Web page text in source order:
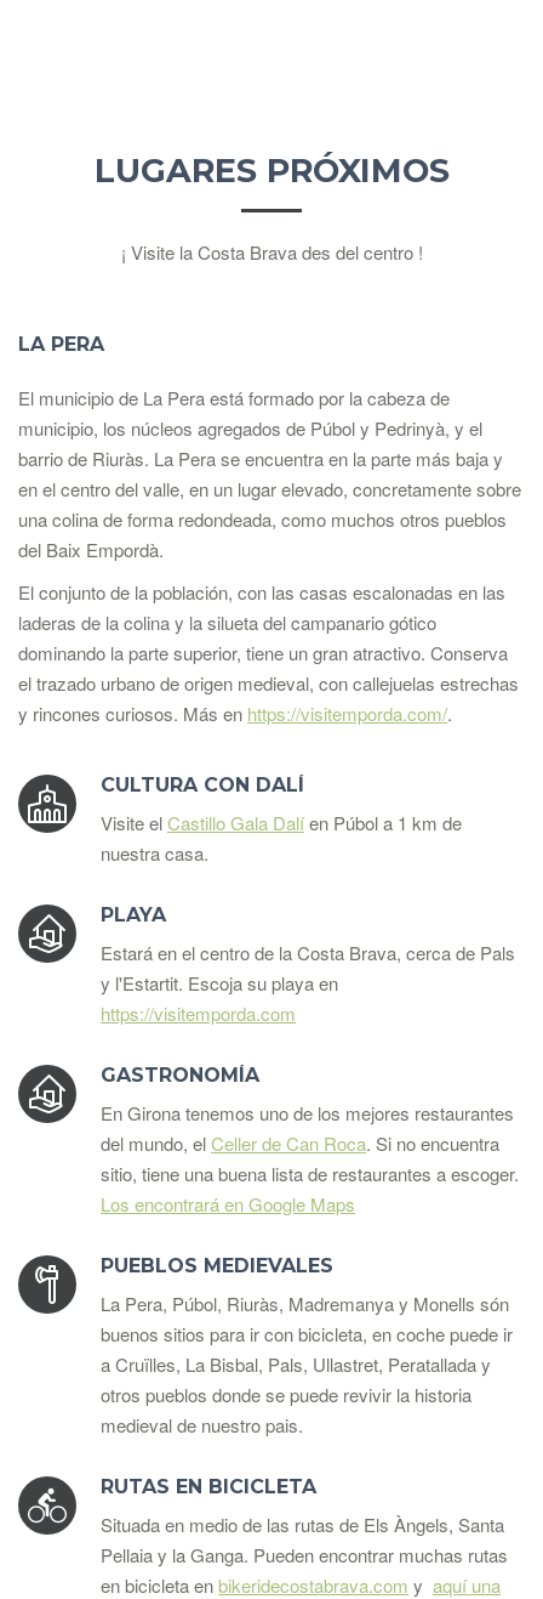
LUGARES PRÓXIMOS
¡ Visite la Costa Brava des del centro !
LA PERA
El municipio de La Pera está formado por la cabeza de
municipio, los núcleos agregados de Púbol y Pedrinyà, y el
barrio de Riuràs. La Pera se encuentra en la parte más baja y
en el centro del valle, en un lugar elevado, concretamente sobre
una colina de forma redondeada, como muchos otros pueblos
del Baix Empordà.
El conjunto de la población, con las casas escalonadas en las
laderas de la colina y la silueta del campanario gótico
dominando la parte superior, tiene un gran atractivo. Conserva
el trazado urbano de origen medieval, con callejuelas estrechas
y rincones curiosos. Más en https://visitemporda.com/.
CULTURA CON DALÍ
Visite elCastillo Gala Dalíen Púbol a 1 km de
nuestra casa.
PLAYA
Estará en el centro de la Costa Brava, cerca de Pals
y l'Estartit. Escoja su playa en
https://visitemporda.com
GASTRONOMÍA
En Girona tenemos uno de los mejores restaurantes
del mundo, elCeller de Can Roca. Si no encuentra
sitio, tiene una buena lista de restaurantes a escoger.
Los encontrará en Google Maps
PUEBLOS MEDIEVALES
La Pera, Púbol, Riuràs, Madremanya y Monells són
buenos sitios para ir con bicicleta, en coche puede ir
a Cruïlles, La Bisbal, Pals, Ullastret, Peratallada y
otros pueblos donde se puede revivir la historia
medieval de nuestro pais.
RUTAS EN BICICLETA
Situada en medio de las rutas de Els Àngels, Santa
Pellaia y la Ganga. Pueden encontrar muchas rutas
en bicicleta enbikeridecostabrava.com y aquí una